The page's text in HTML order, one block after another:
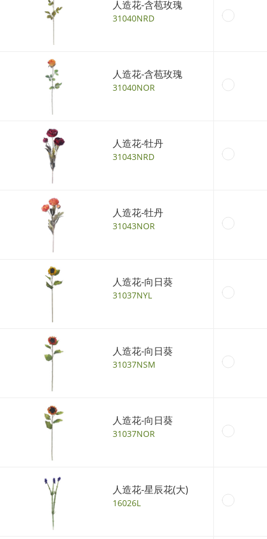
人造花-含苞玫瑰
31040NRD
人造花-含苞玫瑰
31040NOR
人造花-牡丹
31043NRD
人造花-牡丹
31043NOR
人造花-向日葵
31037NYL
人造花-向日葵
31037NSM
人造花-向日葵
31037NOR
人造花-星辰花(大)
16026L